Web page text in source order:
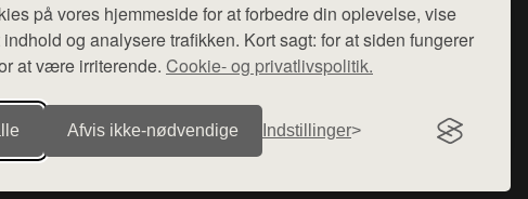
på vores hjemmeside for at forbedre din oplevelse, vise
og analysere trafikken. Kort sagt: for at siden fungerer
at være irriterende. Cookie- og privatlivspolitik.
Afvis ikke‑nødvendige Indstillinger
Der sælges ikke varer fra denne side - vi henviser til de shops,